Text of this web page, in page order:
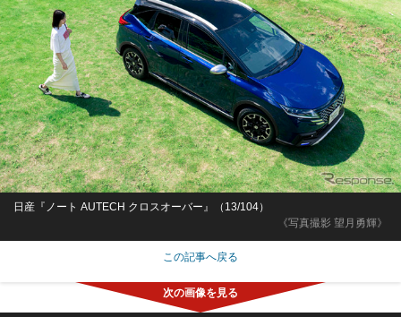
《写真撮影 望月勇輝》
日産『ノート AUTECH クロスオーバー』（13/104）
この記事へ戻る